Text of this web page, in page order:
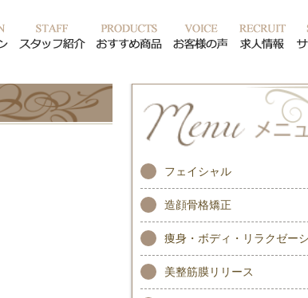
キャンペーン スタッフ紹介 おすすめ商品お客様の声 求
フェイシャル
造顔骨格矯正
痩身・ボディ・リラクゼー
美整筋膜リリース